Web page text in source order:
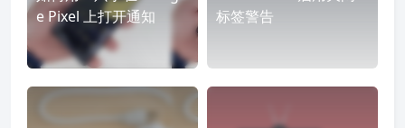
e Pixel 上打开通知
标签警告